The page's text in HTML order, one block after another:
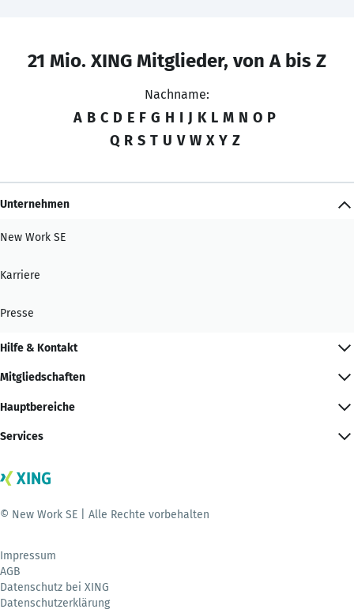
21 Mio. XING Mitglieder, von A bis Z
Nachname:
A B C D E F G H I J K L M N O P
Q R S T U V W X Y Z
Unternehmen
New Work SE
Karriere
Presse
Hilfe & Kontakt
Mitgliedschaften
Hauptbereiche
Services
© New Work SE | Alle Rechte vorbehalten
Impressum
AGB
Datenschutz bei XING
Datenschutzerklärung